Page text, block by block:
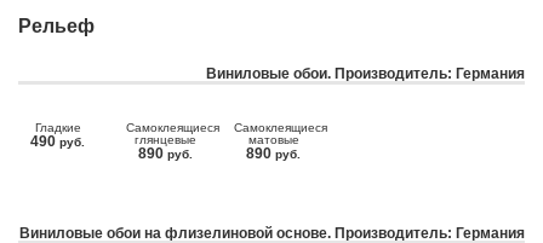
Рельеф
Виниловые обои. Производитель: Германия
Гладкие
490 руб.
Самоклеящиеся
глянцевые
890 руб.
Самоклеящиеся
матовые
890 руб.
Виниловые обои на флизелиновой основе. Производитель: Германия